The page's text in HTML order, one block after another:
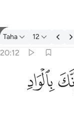
Tafsir: Taha 20:12
Taha 12
20:12
المقدس طوى ١٢
ٱلْمُقَدَّسِ طُوًۭى ١٢
ﳀ